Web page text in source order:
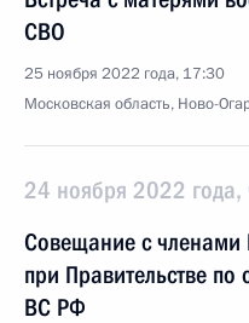
СВО
25 ноября 2022 года, 17:30
Московская область, Ново-
24 ноября 2022 года,
Совещание с членами
при Правительстве по
ВС РФ